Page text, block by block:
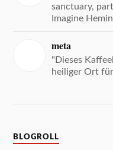
sanctuary,
Imagine
meta
"Dieses
heiliger Ort
BLOGROLL